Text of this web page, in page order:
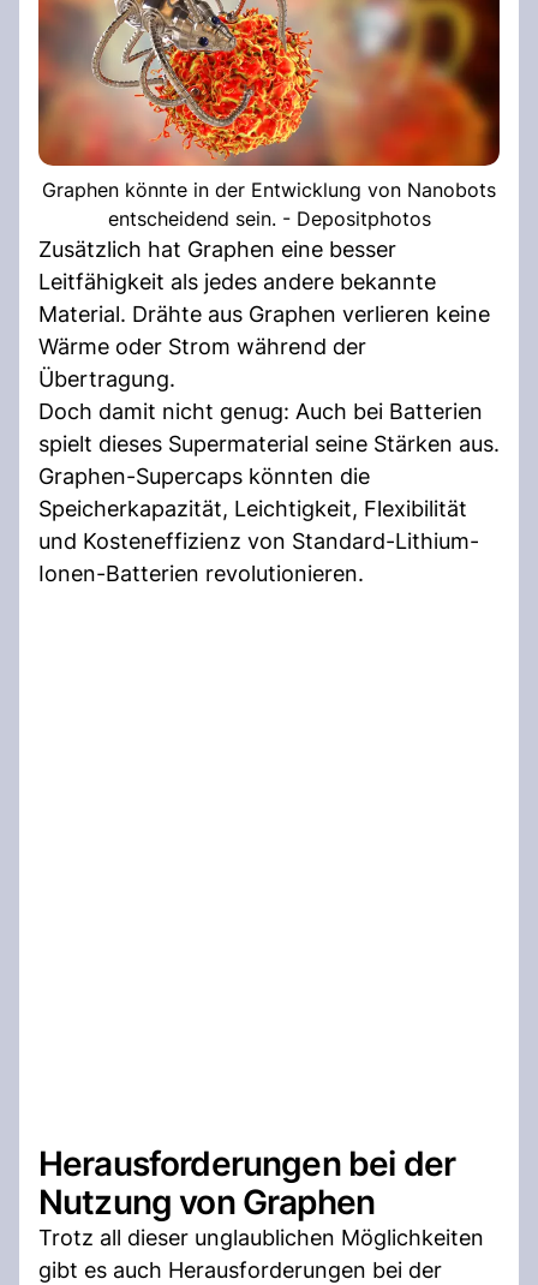
Graphen könnte in der Entwicklung von Nanobots
entscheidend sein. - Depositphotos
Zusätzlich hat Graphen eine besser
Leitfähigkeit als jedes andere bekannte
Material. Drähte aus Graphen verlieren keine
Wärme oder Strom während der
Übertragung.
Doch damit nicht genug: Auch bei Batterien
spielt dieses Supermaterial seine Stärken aus.
Graphen-Supercaps könnten die
Speicherkapazität, Leichtigkeit, Flexibilität
und Kosteneffizienz von Standard-Lithium-
Ionen-Batterien revolutionieren.
Herausforderungen bei der
Nutzung von Graphen
Trotz all dieser unglaublichen Möglichkeiten
gibt es auch Herausforderungen bei der